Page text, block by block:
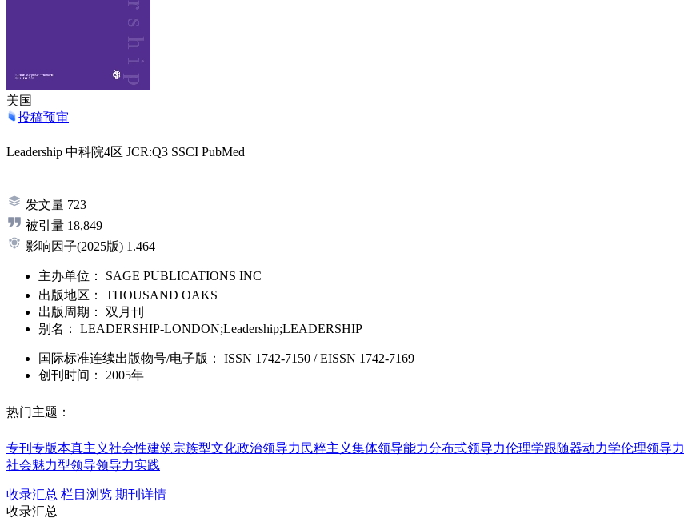
美国
投稿预审
Leadership 中科院4区 JCR:Q3 SSCI PubMed
发文量 723
被引量 18,849
影响因子(2025版) 1.464
主办单位：
SAGE PUBLICATIONS INC
出版地区：
THOUSAND OAKS
出版周期：
双月刊
别名：
LEADERSHIP-LONDON;Leadership;LEADERSHIP
国际标准连续出版物号/电子版 ： ISSN 1742-7150 / EISSN 1742-7169
创刊时间：
2005年
热门主题：
专刊专版本真主义社会性建筑宗族型文化政治领导力 民粹主义集体领导能力分布式领导力伦理学跟随器动力学伦理领导力
社会魅力型领导领导力实践
收录汇总 栏目浏览 期刊详情
收录汇总